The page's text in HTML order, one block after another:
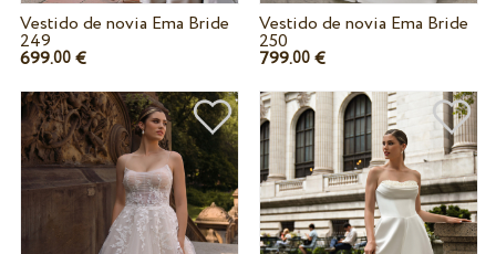
Vestido de novia Ema Bride
249
699.00€
Vestido de novia Ema Bride
250
799.00 €